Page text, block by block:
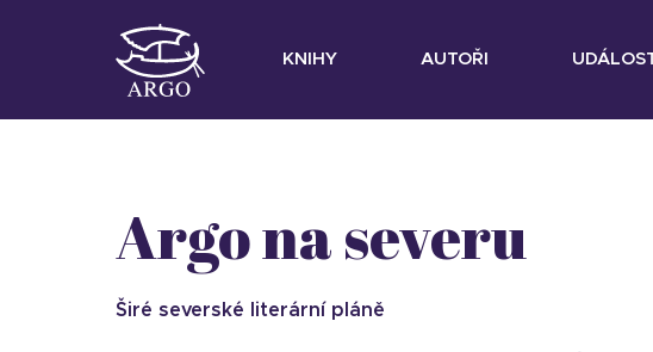
KNIHY AUTOŘI
Argo na severu
Širé severské literární pláně